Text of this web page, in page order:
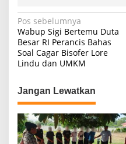
N
a
v
g
a
s
i
Pos sebelumnya
Wabup Sigi Bertemu Duta
Besar RI Perancis Bahas
Soal Cagar Bisofer Lore
Lindu dan UMKM
Jangan Lewatkan